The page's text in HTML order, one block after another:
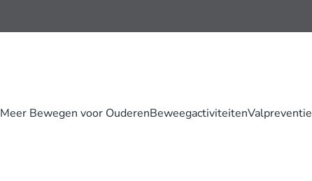
Meer Bewegen voor OuderenBeweegactiviteitenValpreventie